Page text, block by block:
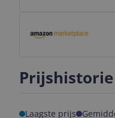
Prijshistorie
Laagste prijs